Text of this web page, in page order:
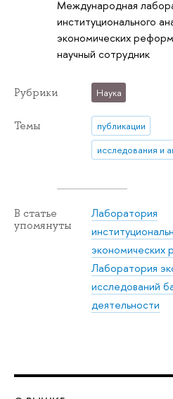
Международная
институционального
экономических
научный сотрудник
Рубрики Наука
Темы
публикации
исследования и
В статье
упомянуты
Лаборатория
экономических
Лаборатория
исследований
деятельности